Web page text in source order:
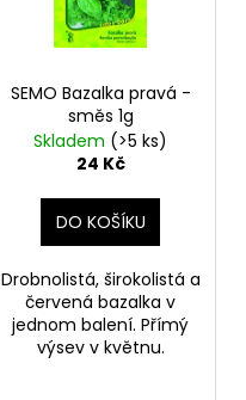
SEMO Bazalka pravá -
směs 1g
Skladem (>5 ks)
24 Kč
DO KOŠÍKU
Drobnolistá, širokolistá a
červená bazalka v
jednom balení. Přímý
výsev v květnu.